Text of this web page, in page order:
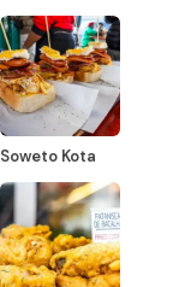
Soweto Kota